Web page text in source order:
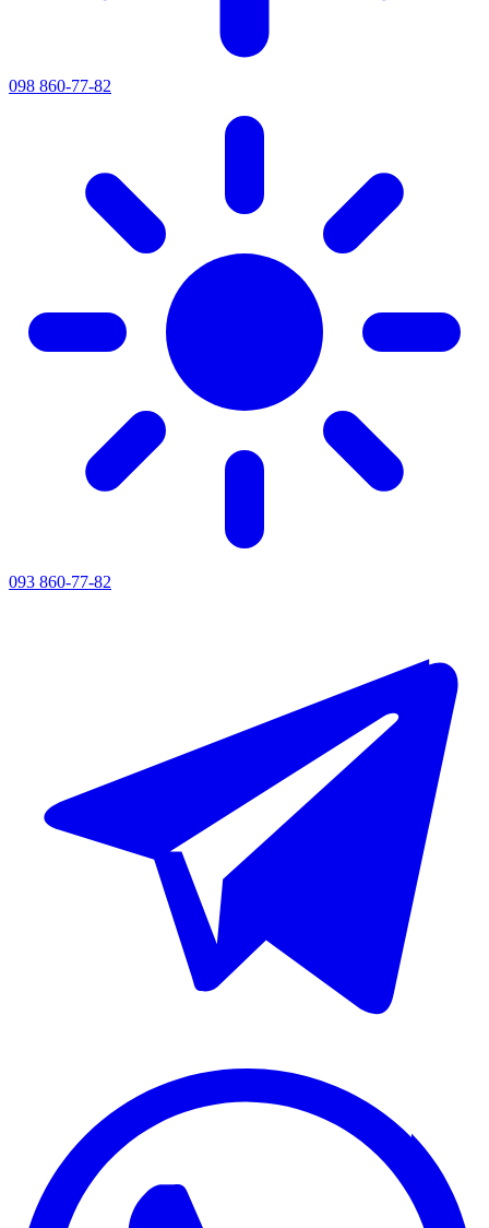
098 860-77-82
093 860-77-82